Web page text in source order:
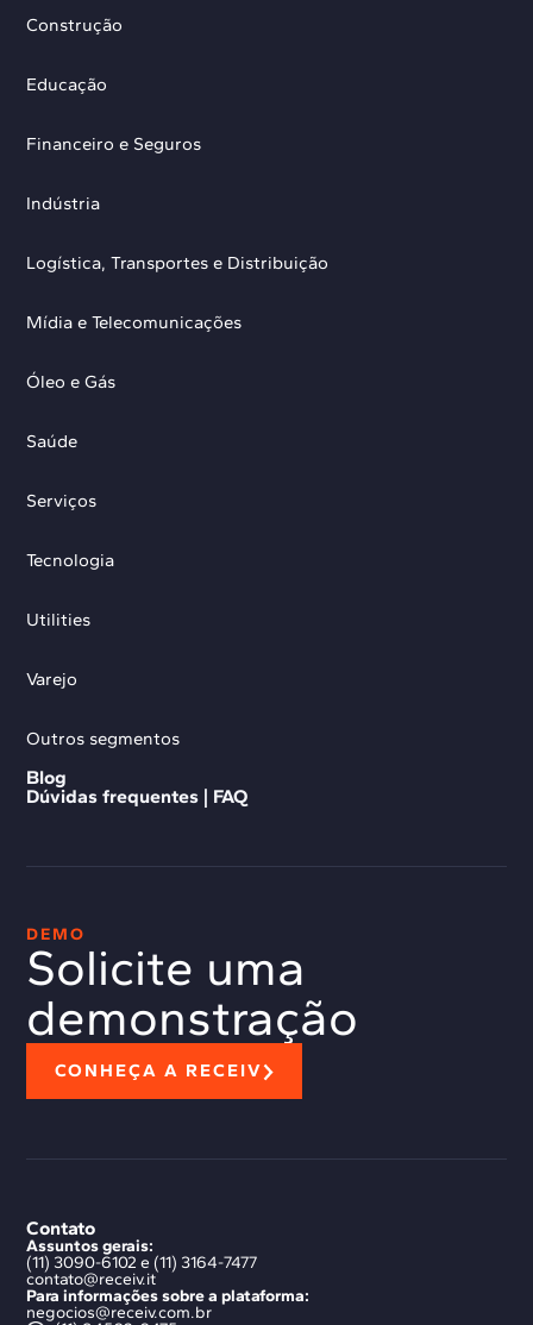
Construção
Educação
Financeiro e Seguros
Indústria
Logística, Transportes e Distribuição
Mídia e Telecomunicações
Óleo e Gás
Saúde
Serviços
Tecnologia
Utilities
Varejo
Outros segmentos
Blog
Dúvidas frequentes | FAQ
DEMO
Solicite uma
demonstração
CONHEÇA A RECEIV
Contato
Assuntos gerais:
(11) 3090-6102 e (11) 3164-7477
contato@receiv.it
Para informações sobre a plataforma:
negocios@receiv.com.br